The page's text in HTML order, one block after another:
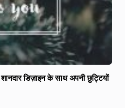
डिज़ाइन के साथ अपनी छुट्टियों